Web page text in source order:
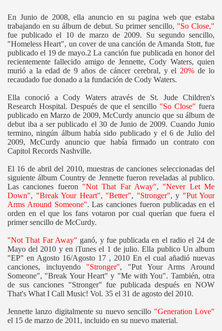
En Junio de 2008, ella anuncio en su pagina web que estaba
trabajando en su álbum de debut. Su primer sencillo, "So Close,"
fue publicado el 10 de marzo de 2009. Su segundo sencillo,
"Homeless Heart", un cover de una canción de Amanda Stott, fue
publicado el 19 de mayo.2 La canción fue publicada en honor del
recientemente fallecido amigo de Jennette, Cody Waters, quien
murió a la edad de 9 años de cáncer cerebral, y el20% de lo
recaudado fue donado a la fundación de Cody Waters.
Ella conoció a Cody Waters através de St. Jude Children's
Research Hospital. Después de que el sencillo "So Close" fuera
publicado en Marzo de 2009, McCurdy anuncio que su álbum de
debut iba a ser publicado el 30 de Junio de 2009. Cuando Junio
termino, ningún álbum había sido publicado y el 6 de Julio del
2009, McCurdy anuncio que había firmado un contrato con
Capitol Records Nashville.
El 16 de abril del 2010, muestras de canciones seleccionadas del
siguiente álbum Country de Jennette fueron reveladas al publico.
Las canciones fueron "Not That Far Away", "Never Let Me
Down", "Break Your Heart", "Better", "Stronger", y "Put Your
Arms Around Someone". Las canciones fueron publicadas en el
orden en el que los fans votaron por cual querían que fuera el
primer sencillo de McCurdy.
"Not That Far Away" ganó, y fue publicada en el radio el 24 de
Mayo del 2010 y en iTunes el 1 de julio. Ella publico Un album
"EP" en Agosto 16/Agosto 17 , 2010 En el cual añadió nuevas
canciones, incluyendo"Stronger", "Put Your Arms Around
Someone", "Break Your Heart" y "Me with You". También, otra
de sus canciones "Stronger" fue publicada después en NOW
That's What I Call Music! Vol. 35 el 31 de agosto del 2010.
Jennette lanzo digitalmente su nuevo sencillo "Generation Love"
el 15 de marzo de 2011, incluido en su nuevo material.